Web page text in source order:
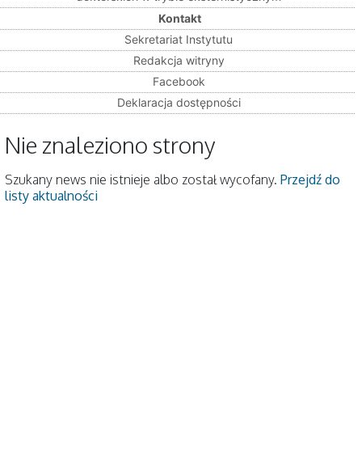
Kontakt
Sekretariat Instytutu
Redakcja witryny
Facebook
Deklaracja dostępności
Nie znaleziono strony
Szukany news nie istnieje albo został wycofany. Przejdź do
listy aktualności